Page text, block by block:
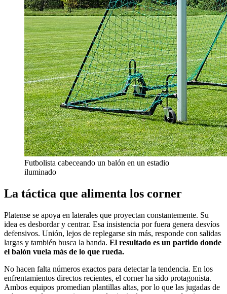
Futbolista cabeceando un balón en un estadio
iluminado
La táctica que alimenta los corner
Platense se apoya en laterales que proyectan constantemente. Su
idea es desbordar y centrar. Esa insistencia por fuera genera desvíos
defensivos. Unión, lejos de replegarse sin más, responde con salidas
largas y también busca la banda. El resultado es un partido donde
el balón vuela más de lo que rueda.
No hacen falta números exactos para detectar la tendencia. En los
enfrentamientos directos recientes, el corner ha sido protagonista.
Ambos equipos promedian plantillas altas, por lo que las jugadas de